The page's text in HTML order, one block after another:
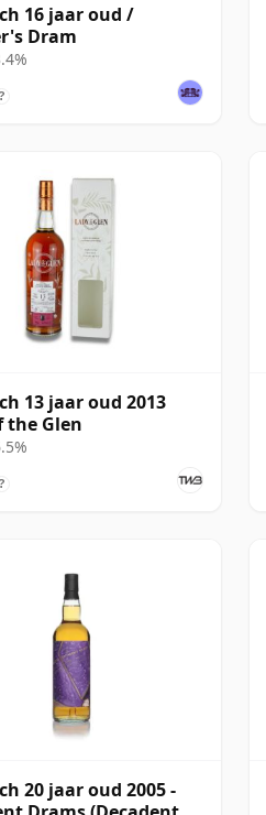
16 jaar oud /
Dram
13 jaar oud 2013
the Glen
20 jaar oud 2005 -